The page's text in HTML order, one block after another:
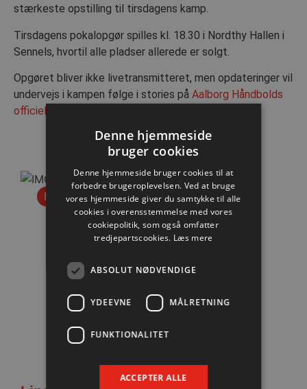
stærkeste opstilling til tirsdagens kamp.
Tirsdagens pokalopgør spilles kl. 18.30 i Nordthy Hallen i
Sennels, hvortil alle pladser allerede er solgt.
Opgøret bliver ikke livetransmitteret, men opdateringer vil
undervejs i kampen følge i stories på Aalborg Håndbolds
officielle Instagram-konto.
Nyhed
Denne hjemmeside
bruger cookies
Denne hjemmeside bruger cookies til at
forbedre brugeroplevelsen. Ved at bruge
vores hjemmeside giver du samtykke til alle
cookies i overensstemmelse med vores
cookiepolitik, som også omfatter
tredjepartscookies. Læs mere
ABSOLUT NØDVENDIGE
YDEEVNE MÅLRETNING
FUNKTIONALITET
ACCEPTER ALLE